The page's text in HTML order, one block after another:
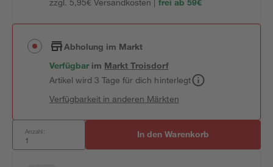
zzgl. 5,95€ Versandkosten | frei ab 59€
Abholung im Markt
Verfügbar im MarktTroisdorf
Artikel wird 3 Tage für dich hinterlegt
Verfügbarkeit in anderen Märkten
Anzahl: In den Warenkorb